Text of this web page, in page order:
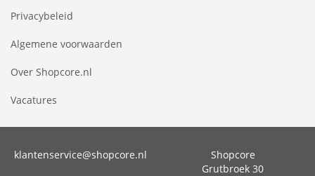
Privacybeleid
Algemene voorwaarden
Over Shopcore.nl
Vacatures
klantenservice@shopcore.nl
Shopcore
Grutbroek 30